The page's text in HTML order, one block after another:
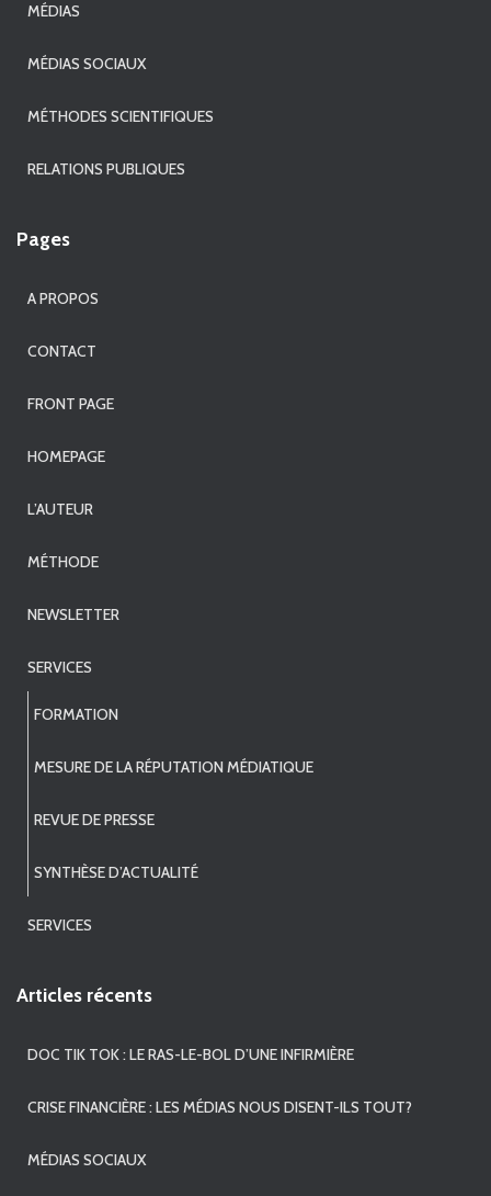
MÉDIAS
MÉDIAS SOCIAUX
MÉTHODES SCIENTIFIQUES
RELATIONS PUBLIQUES
Pages
A PROPOS
CONTACT
FRONT PAGE
HOMEPAGE
L’AUTEUR
MÉTHODE
NEWSLETTER
SERVICES
FORMATION
MESURE DE LA RÉPUTATION MÉDIATIQUE
REVUE DE PRESSE
SYNTHÈSE D’ACTUALITÉ
SERVICES
Articles récents
DOC TIK TOK : LE RAS-LE-BOL D’UNE INFIRMIÈRE
CRISE FINANCIÈRE : LES MÉDIAS NOUS DISENT-ILS TOUT?
MÉDIAS SOCIAUX